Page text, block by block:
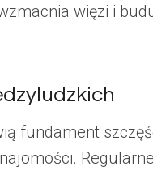
więzi i
fundament